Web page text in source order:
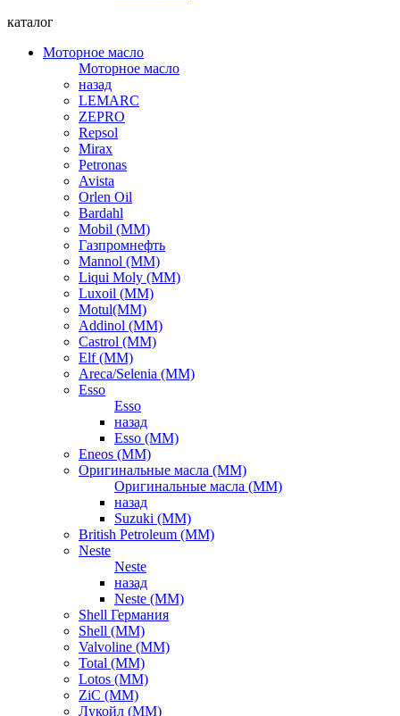
каталог
Моторное масло
Моторное масло
назад
LEMARC
ZEPRO
Repsol
Mirax
Petronas
Avista
Orlen Oil
Bardahl
Mobil (ММ)
Газпромнефть
Mannol (ММ)
Liqui Moly (ММ)
Luxoil (ММ)
Motul(ММ)
Addinol (ММ)
Castrol (ММ)
Elf (ММ)
Areca/Selenia (ММ)
Esso
Esso
назад
Esso (ММ)
Eneos (ММ)
Оригинальные масла (ММ)
Оригинальные масла (ММ)
назад
Suzuki (ММ)
British Petroleum (ММ)
Neste
Neste
назад
Neste (ММ)
Shell Германия
Shell (ММ)
Valvoline (ММ)
Total (ММ)
Lotos (ММ)
ZiC (ММ)
Лукойл (ММ)